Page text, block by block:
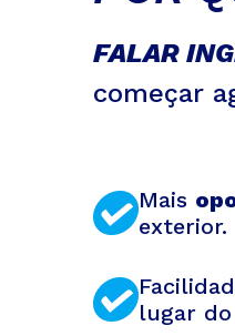
FALAR
começar
Mais
exterior.
lugar